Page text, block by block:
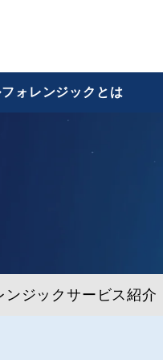
ォレンジックとは
ンジックサービス紹介